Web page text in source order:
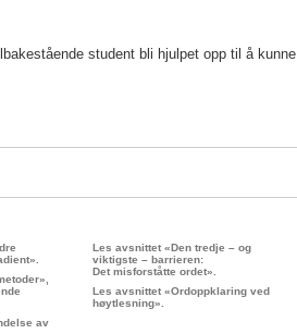
student bli hjulpet opp til å kunne
av
Les avsnittet «Den tredje – og
viktigste – barrieren:
Det misforståtte ordet».
Les avsnittet «Ordoppklaring ved
høytlesning».